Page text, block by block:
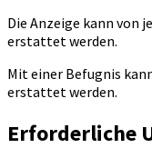
Die Anzeige kann von
erstattet werden.
Mit einer Befugnis
erstattet werden.
Erforderliche